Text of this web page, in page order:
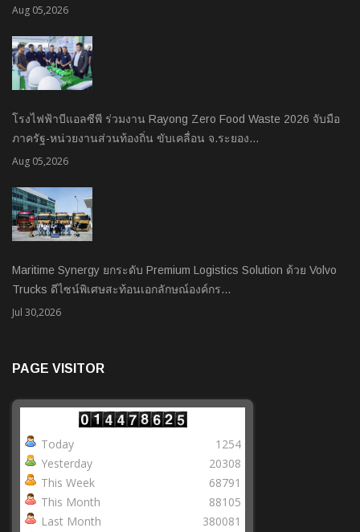
Aug 05,2026
โรงไฟฟ้าบีแอลซีพี ร่วมงาน Rayong Zero Food Waste 2026 จับมือ
ภาครัฐ-หน่วยงานส่วนท้องถิ่น ขับเคลื่อน จ.ระยอง…
Aug 05,2026
Maritime Synergy ยกระดับ Premium Logistics Solution ด้วย Volvo
Trucks ดีไซน์พิเศษสะท้อนเอกลักษณ์องค์กร…
Jul 30,2026
PAGE VISITOR
Today
Yesterday
This Week
This Month
Last Month
1254
20308
68791
88105
380081